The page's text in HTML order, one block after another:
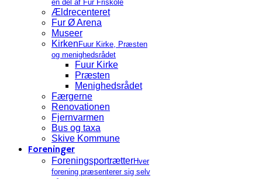
en del af Fur Friskole
Ældrecenteret
Fur Ø Arena
Museer
Kirken Fuur Kirke, Præsten
og menighedsrådet
Fuur Kirke
Præsten
Menighedsrådet
Færgerne
Renovationen
Fjernvarmen
Bus og taxa
Skive Kommune
Foreninger
ForeningsportrætterHver
forening præsenterer sig selv